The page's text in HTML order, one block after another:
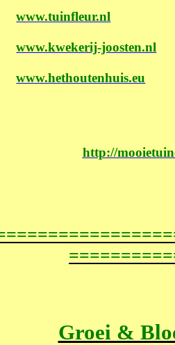
www.tuinfleur.nl
www.kwekerij-joosten.nl
www.hethoutenhuis.eu
http://
Groei &